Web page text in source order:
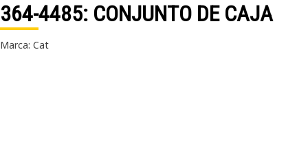
364-4485: CONJUNTO DE CAJA
Marca: Cat